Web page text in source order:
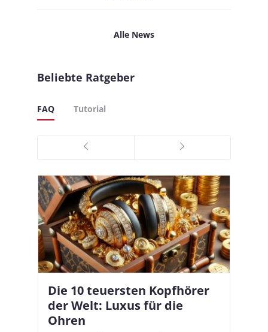
Alle News
Beliebte Ratgeber
FAQ Tutorial
Die 10 teuersten Kopfhörer
der Welt: Luxus für die
Ohren
Apple AirPods Pro 2 und iOS
18.1: So richtet ihr das neue
Hörgeräte-Feature ein